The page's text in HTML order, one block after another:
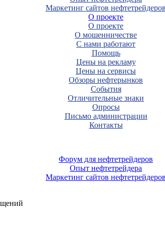
Маркетинг сайтов нефтетрейдеров
О проекте
О проекте
О мошенничестве
С нами работают
Помощь
Цены на рекламу
Цены на сервисы
Обзоры нефтерынков
События
Отличительные знаки
Опросы
Письмо администрации
Контакты
Форум для нефтетрейдеров
Опыт нефтетрейдера
Маркетинг сайтов нефтетрейдеров